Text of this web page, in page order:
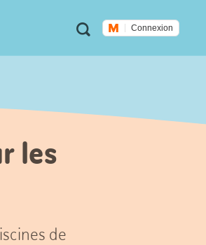
Métanavigation
RechercheConnexion
les
de